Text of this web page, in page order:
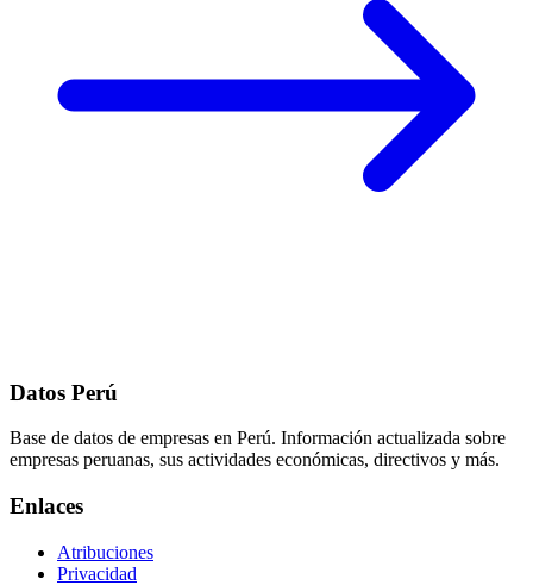
Datos Perú
Base de datos de empresas en Perú. Información actualizada sobre
empresas peruanas, sus actividades económicas, directivos y más.
Enlaces
Atribuciones
Privacidad